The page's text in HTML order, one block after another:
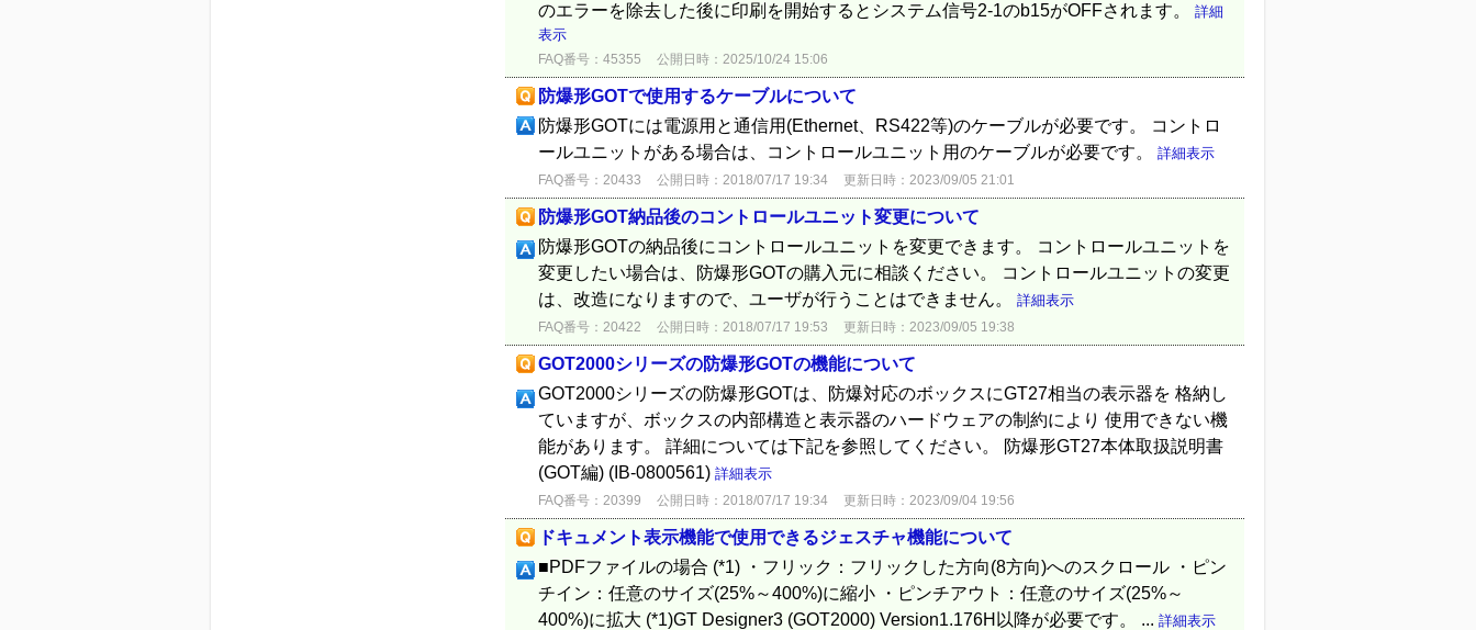
のエラーを除去した後に印刷を開始するとシステム信号2-1のb15がOFFされます。 詳細
表示
FAQ番号：45355 公開日時：2025/10/24 15:06
防爆形GOTで使用するケーブルについて
防爆形GOTには電源用と通信用(Ethernet、RS422等)のケーブルが必要です。 コントロ
ールユニットがある場合は、コントロールユニット用のケーブルが必要です。 詳細表示
FAQ番号：20433 公開日時：2018/07/17 19:34 更新日時：2023/09/05 21:01
防爆形GOT納品後のコントロールユニット変更について
防爆形GOTの納品後にコントロールユニットを変更できます。 コントロールユニットを
変更したい場合は、防爆形GOTの購入元に相談ください。 コントロールユニットの変更
は、改造になりますので、ユーザが行うことはできません。 詳細表示
FAQ番号：20422 公開日時：2018/07/17 19:53 更新日時：2023/09/05 19:38
GOT2000シリーズの防爆形GOTの機能について
GOT2000シリーズの防爆形GOTは、防爆対応のボックスにGT27相当の表示器を 格納し
ていますが、ボックスの内部構造と表示器のハードウェアの制約により 使用できない機
能があります。 詳細については下記を参照してください。 防爆形GT27本体取扱説明書
(GOT編) (IB-0800561) 詳細表示
FAQ番号：20399 公開日時：2018/07/17 19:34 更新日時：2023/09/04 19:56
ドキュメント表示機能で使用できるジェスチャ機能について
■PDFファイルの場合 (*1) ・フリック：フリックした方向(8方向)へのスクロール ・ピン
チイン：任意のサイズ(25%～400%)に縮小 ・ピンチアウト：任意のサイズ(25%～
400%)に拡大 (*1)GT Designer3 (GOT2000) Version1.176H以降が必要です。 ... 詳細表示